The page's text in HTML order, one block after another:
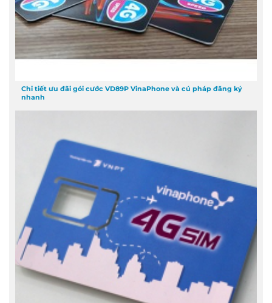
Chi tiết ưu đãi gói cước VD89P VinaPhone và cú pháp đăng ký
nhanh